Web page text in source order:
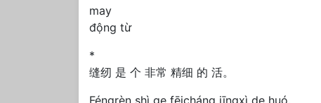
may
động từ
*
缝纫 是 个 非常 精细 的 活。
Féngrèn shì ge fēicháng jīngxì de huó.